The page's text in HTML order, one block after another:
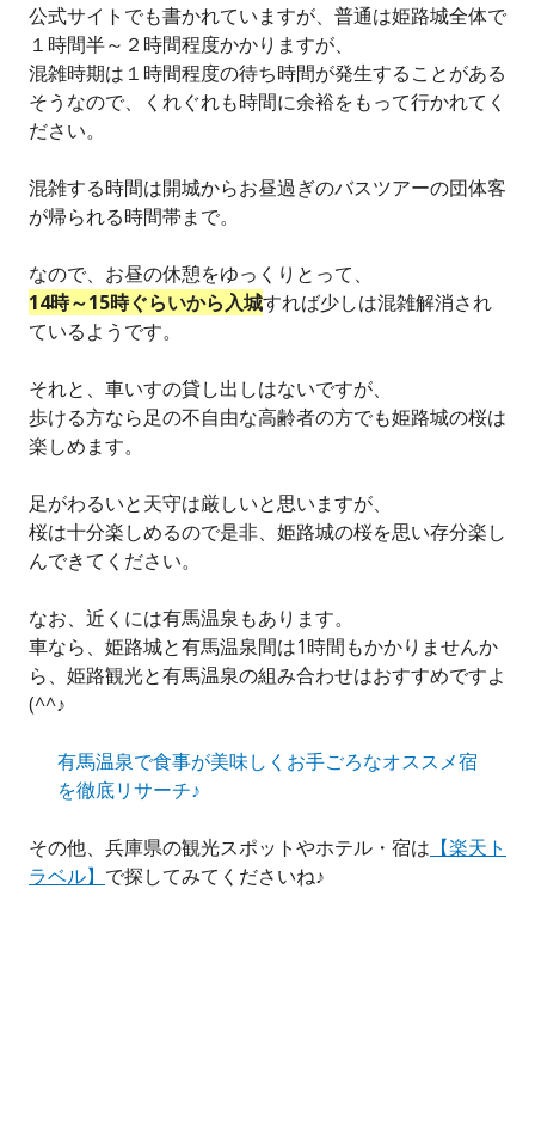
公式サイトでも書かれていますが、普通は姫路城全体で
１時間半～２時間程度かかりますが、
混雑時期は１時間程度の待ち時間が発生することがある
そうなので、くれぐれも時間に余裕をもって行かれてく
ださい。
混雑する時間は開城からお昼過ぎのバスツアーの団体客
が帰られる時間帯まで。
なので、お昼の休憩をゆっくりとって、
14時～15時ぐらいから入城すれば少しは混雑解消され
ているようです。
それと、車いすの貸し出しはないですが、
歩ける方なら足の不自由な高齢者の方でも姫路城の桜は
楽しめます。
足がわるいと天守は厳しいと思いますが、
桜は十分楽しめるので是非、姫路城の桜を思い存分楽し
んできてください。
なお、近くには有馬温泉もあります。
車なら、姫路城と有馬温泉間は1時間もかかりませんか
ら、姫路観光と有馬温泉の組み合わせはおすすめですよ
(^^♪
有馬温泉で食事が美味しくお手ごろなオススメ宿
を徹底リサーチ♪
その他、兵庫県の観光スポットやホテル・宿は 【楽天ト
ラベル】 で探してみてくださいね♪